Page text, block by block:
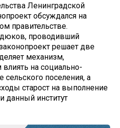
Ленинградской
обсуждался на
правительстве.
проводивший
решает две
механизм,
на социально-
сельского поселения, а
старост на выполнение
данный институт